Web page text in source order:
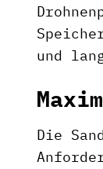
und
Die